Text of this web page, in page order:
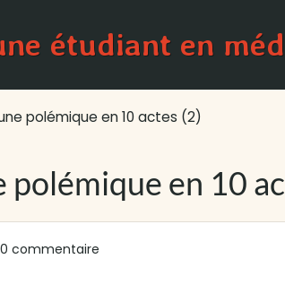
étudiant en
polémique en 10 actes (2)
polémique en 10
0 commentaire